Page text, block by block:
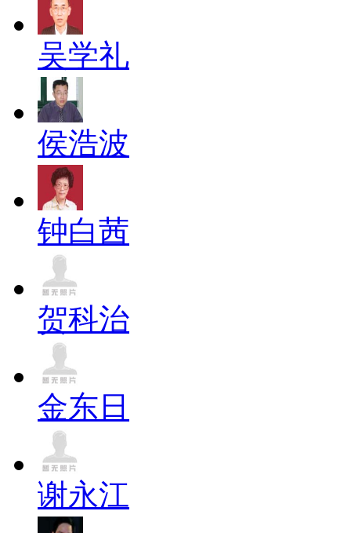
吴学礼
侯浩波
钟白茜
贺科治
金东日
谢永江